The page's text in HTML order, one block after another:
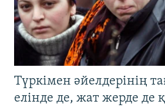
Түркімен әйелдерінің
елінде де, жат жерде де